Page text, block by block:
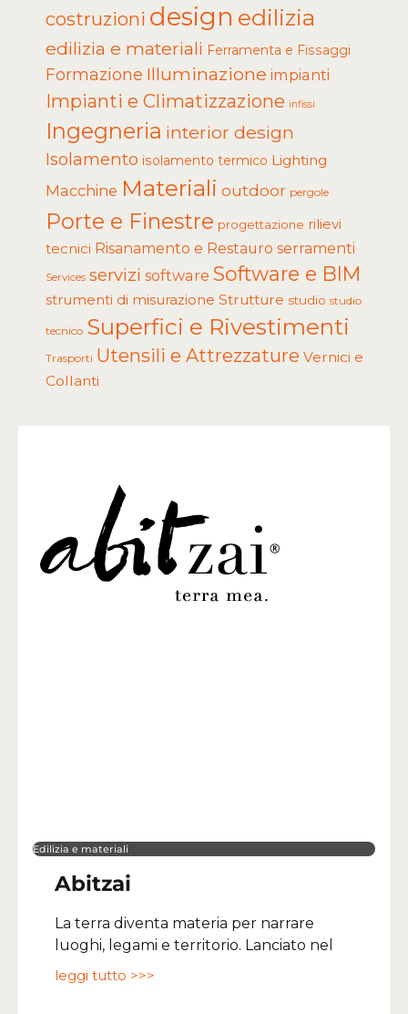
costruzioni design edilizia
edilizia e materiali Ferramenta e Fissaggi
Formazione Illuminazione impianti
Impianti e Climatizzazione infissi
Ingegneria interior design
Isolamento isolamento termico Lighting
Macchine Materiali outdoor pergole
Porte e Finestre progettazione rilievi
tecnici Risanamento e Restauro serramenti
Services servizi software Software e BIM
strumenti di misurazione Strutture studio studio
tecnico Superfici e Rivestimenti
Trasporti Utensili e Attrezzature Vernici e
Collanti
Edilizia e materiali
Abitzai
La terra diventa materia per narrare
luoghi, legami e territorio. Lanciato nel
leggi tutto >>>